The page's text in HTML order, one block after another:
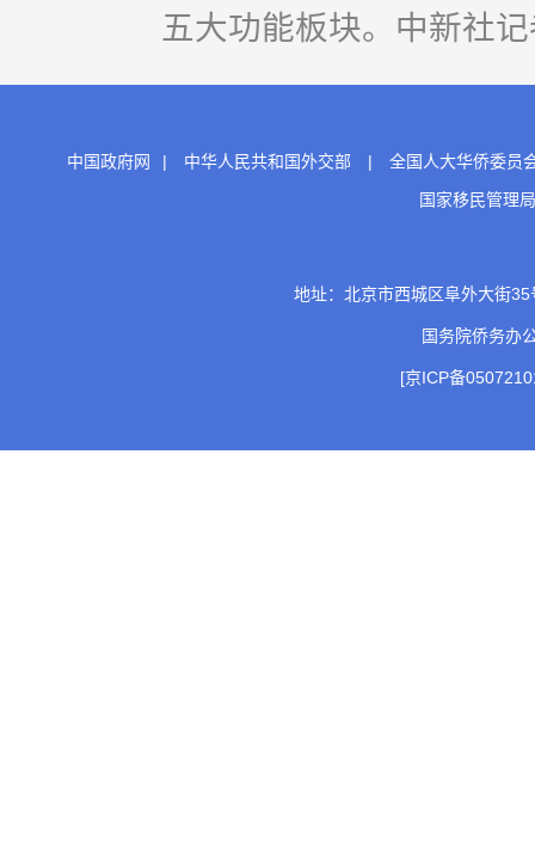
五大功能板块。中新社
中国政府网 | 中华人民共和国外交部 |
全国人大华侨委员
国家移民管理局
地址：北京市西城区阜外大街
国务院侨务
[京ICP备